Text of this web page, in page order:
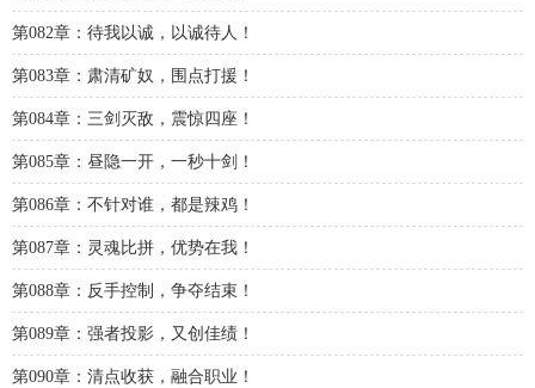
第082章：待我以诚，以诚待人！
第083章：肃清矿奴，围点打援！
第084章：三剑灭敌，震惊四座！
第085章：昼隐一开，一秒十剑！
第086章：不针对谁，都是辣鸡！
第087章：灵魂比拼，优势在我！
第088章：反手控制，争夺结束！
第089章：强者投影，又创佳绩！
第090章：清点收获，融合职业！